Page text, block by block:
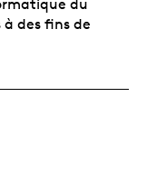
du
à des fins de